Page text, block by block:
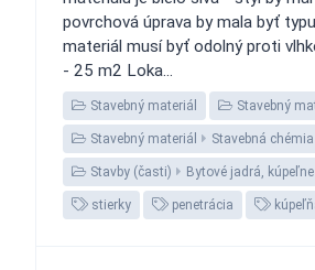
povrchová úprava by mala byť
materiál musí byť odolný proti
- 25 m2 Loka...
Stavebný materiál Stavebný
Stavebný materiál Stavebná chémia
Stavby (časti) Bytové jadrá, kúpeľne
stierky penetrácia